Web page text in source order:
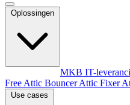
MKB IT-
Free Attic BouncerAttic Fixer